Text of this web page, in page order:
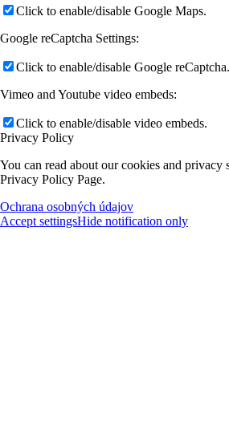
Click to enable/disable Google Maps.
Google reCaptcha Settings:
Click to enable/disable Google reCaptcha.
Vimeo and Youtube video embeds:
Click to enable/disable video embeds.
Privacy Policy
You can read about our cookies and privacy
Privacy Policy Page.
Ochrana osobných údajov
Accept settingsHide notification only